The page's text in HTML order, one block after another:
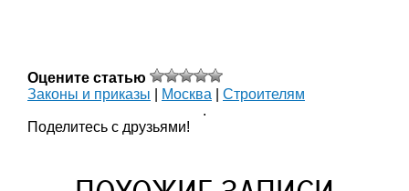
Оцените статью
Законы и приказы
Москва
Строителям
.
Поделитесь с друзьями!